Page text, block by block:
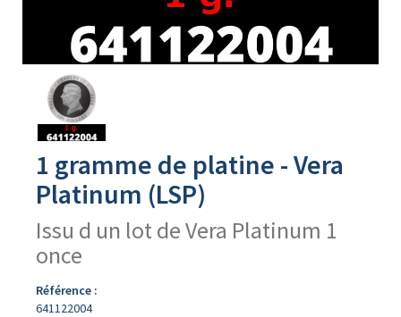
produit
1 gramme de platine - Vera
Platinum (LSP)
Issu d un lot de Vera Platinum 1
once
Référence :
641122004